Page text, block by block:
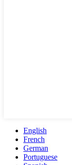
English
French
German
Portuguese